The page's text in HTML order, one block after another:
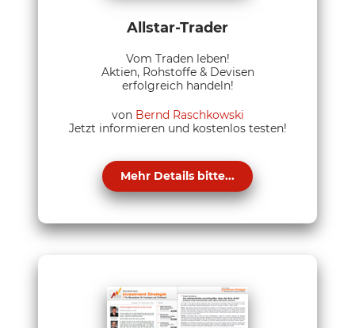
Allstar-Trader
Vom Traden leben!
Aktien, Rohstoffe & Devisen
erfolgreich handeln!
von Bernd Raschkowski
Jetzt informieren und kostenlos testen!
Mehr Details bitte...